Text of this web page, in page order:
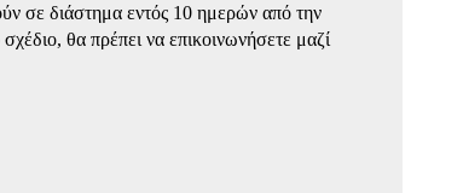
σε διάστημα εντός 10 ημερών από την
θα πρέπει να επικοινωνήσετε μαζί